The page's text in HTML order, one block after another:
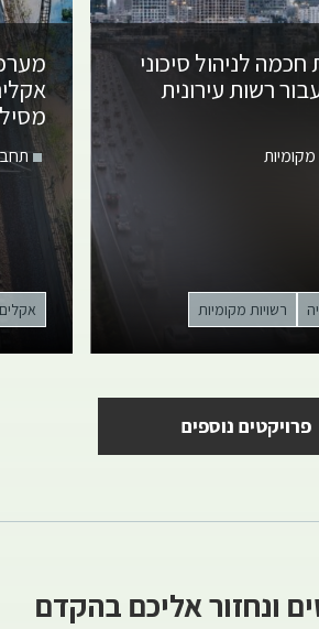
לניהול סיכוני
רשות עירונית
מקומיות
רשויות מקומיות אקלים
פרויקטים נוספים
ונחזור אליכם בהקדם